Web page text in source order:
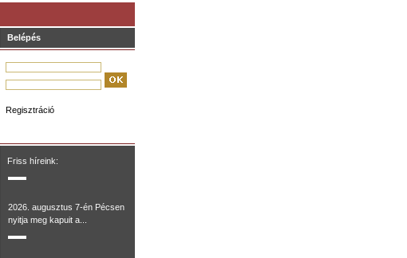
Belépés
Regisztráció
Friss híreink:
2026. augusztus 7-én Pécsen
nyitja meg kapuit a...